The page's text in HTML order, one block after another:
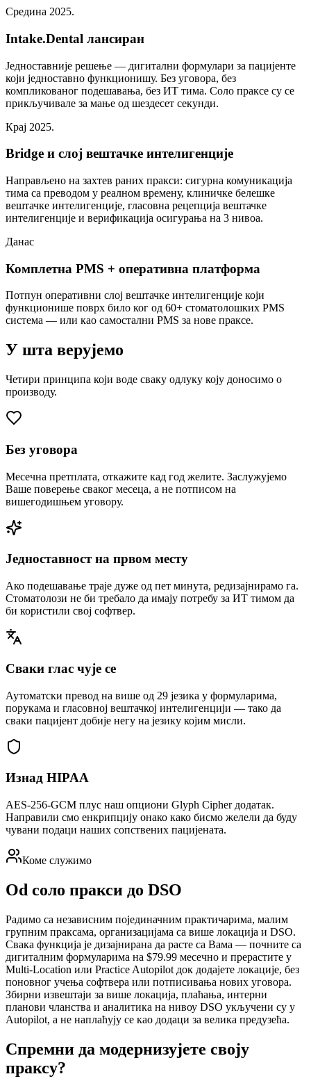
Средина 2025.
Intake.Dental лансиран
Једноставније решење — дигитални формулари за пацијенте
који једноставно функционишу. Без уговора, без
компликованог подешавања, без ИТ тима. Соло праксе су се
прикључивале за мање од шездесет секунди.
Крај 2025.
Bridge и слој вештачке интелигенције
Направљено на захтев раних пракси: сигурна комуникација
тима са преводом у реалном времену, клиничке белешке
вештачке интелигенције, гласовна рецепција вештачке
интелигенције и верификација осигурања на 3 нивоа.
Данас
Комплетна PMS + оперативна платформа
Потпун оперативни слој вештачке интелигенције који
функционише поврх било ког од 60+ стоматолошких PMS
система — или као самостални PMS за нове праксе.
У шта верујемо
Четири принципа који воде сваку одлуку коју доносимо о
производу.
Без уговора
Месечна претплата, откажите кад год желите. Заслужујемо
Ваше поверење сваког месеца, а не потписом на
вишегодишњем уговору.
Једноставност на првом месту
Ако подешавање траје дуже од пет минута, редизајнирамо га.
Стоматолози не би требало да имају потребу за ИТ тимом да
би користили свој софтвер.
Сваки глас чује се
Аутоматски превод на више од 29 језика у формуларима,
порукама и гласовној вештачкој интелигенцији — тако да
сваки пацијент добије негу на језику којим мисли.
Изнад HIPAA
AES-256-GCM плус наш опциони Glyph Cipher додатак.
Направили смо енкрипцију онако како бисмо желели да буду
чувани подаци наших сопствених пацијената.
Коме служимо
Od соло пракси до DSO
Радимо са независним појединачним практичарима, малим
групним праксама, организацијама са више локација и DSO.
Свака функција је дизајнирана да расте са Вама — почните са
дигиталним формуларима на $79.99 месечно и прерастите у
Multi-Location или Practice Autopilot док додајете локације, без
поновног учења софтвера или потписивања нових уговора.
Збирни извештаји за више локација, плаћања, интерни
планови чланства и аналитика на нивоу DSO укључени су у
Autopilot, а не наплаћују се као додаци за велика предузећа.
Спремни да модернизујете своју
праксу?